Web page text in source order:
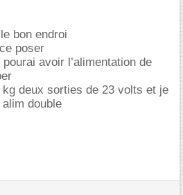
bon endroi
poser
avoir l’alimentation de
kg deux sorties de 23 volts et je
double